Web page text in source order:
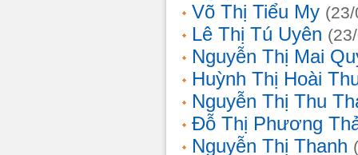
Võ Thị Tiểu My
Lê Thị Tú Uyên
Nguyễn Thị Mai
Huỳnh Thị Hoài
Nguyễn Thị Thu
Đỗ Thị Phương
Nguyễn Thị Thanh